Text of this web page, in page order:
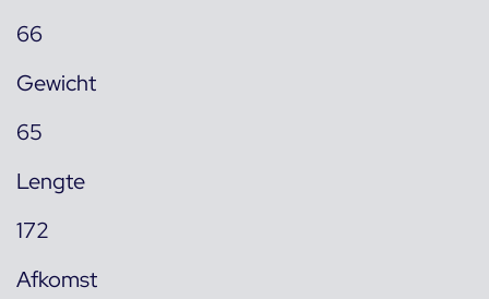
66
Gewicht
65
Lengte
172
Afkomst